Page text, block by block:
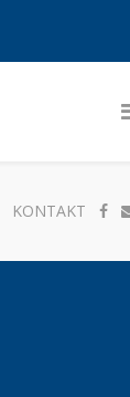
KONTAKT